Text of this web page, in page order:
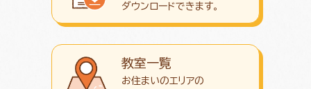
教室一覧
お住まいのエリアの
ダウンロードできます。